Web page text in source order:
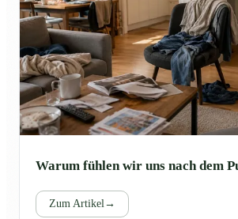
Warum fühlen wir uns nach dem
Zum Artikel →